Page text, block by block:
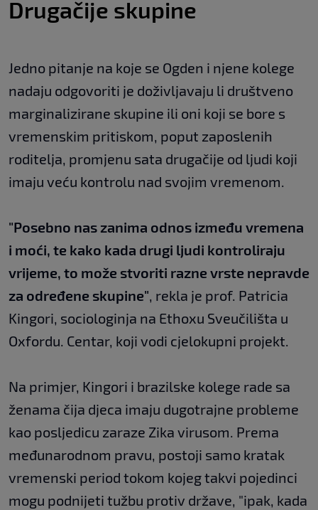
Drugačije skupine
Jedno pitanje na koje se Ogden i njene kolege
nadaju odgovoriti je doživljavaju li društveno
marginalizirane skupine ili oni koji se bore s
vremenskim pritiskom, poput zaposlenih
roditelja, promjenu sata drugačije od ljudi koji
imaju veću kontrolu nad svojim vremenom.
"Posebno nas zanima odnos između vremena
i moći, te kako kada drugi ljudi kontroliraju
vrijeme, to može stvoriti razne vrste nepravde
za određene skupine", rekla je prof. Patricia
Kingori, sociologinja na Ethoxu Sveučilišta u
Oxfordu. Centar, koji vodi cjelokupni projekt.
Na primjer, Kingori i brazilske kolege rade sa
ženama čija djeca imaju dugotrajne probleme
kao posljedicu zaraze Zika virusom. Prema
međunarodnom pravu, postoji samo kratak
vremenski period tokom kojeg takvi pojedinci
mogu podnijeti tužbu protiv države, "ipak, kada